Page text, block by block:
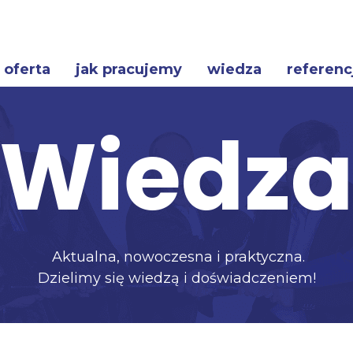
oferta jak pracujemy wiedza
Wiedza
Aktualna, nowoczesna i praktyczna.
Dzielimy się wiedzą i doświadczeniem!